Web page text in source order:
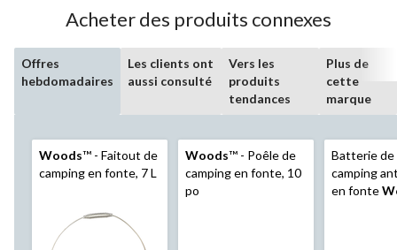
Acheter des produits connexes
Offres
hebdomadaires
Les clients ont
aussi consulté
Vers les
produits
tendances
Plus de
cette
marque
Woods™ - Faitout de
camping en fonte, 7 L
Woods™ - Poêle de
camping en fonte, 10
po
Batterie de
camping
en fonte